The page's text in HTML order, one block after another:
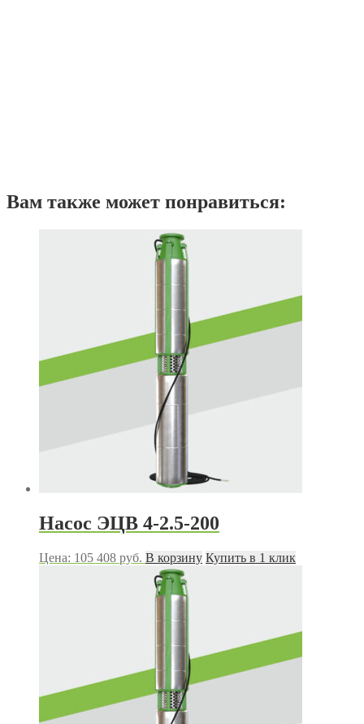
Вам также может понравиться:
Насос ЭЦВ 4-2.5-200
Цена: 105 408 руб. В корзину Купить в 1 клик